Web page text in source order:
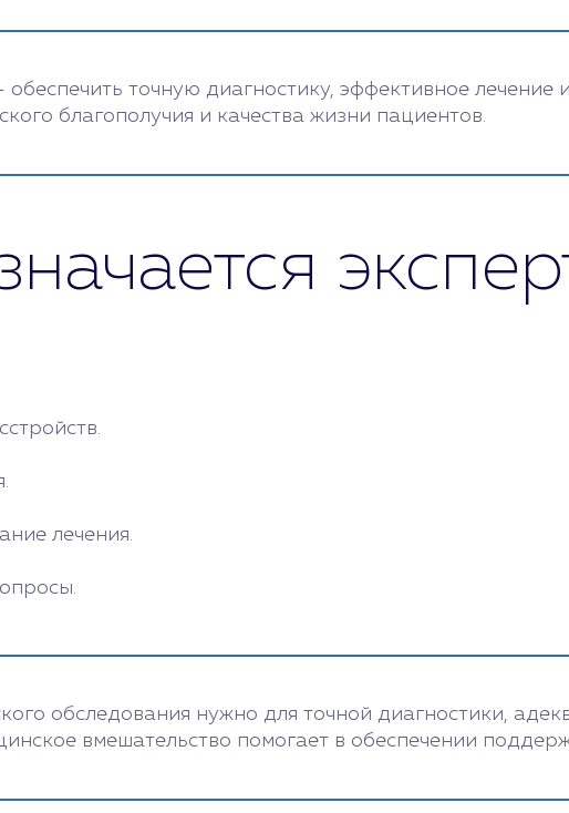
точную диагностику, эффективное
благополучия и качества жизни пациентов.
лечения.
обследования нужно для точной диагностики,
вмешательство помогает в обеспечении